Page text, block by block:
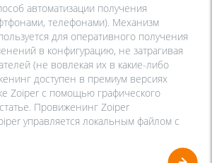
автоматизации получения
телефонами). Механизм
для оперативного получения
в конфигурацию, не затрагивая
(не вовлекая их в какие-либо
доступен в премиум версиях
Zoiper с помощью графического
Провиженинг Zoiper
управляется локальным файлом с